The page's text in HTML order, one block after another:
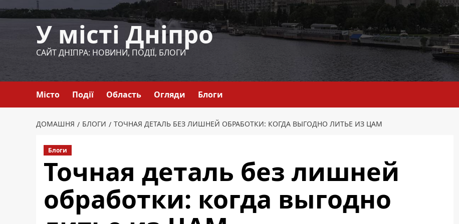
до
У місті Дніпро
САЙТ ДНІПРА: НОВИНИ, ПОДІЇ, БЛОГИ
Місто Події Область Огляди Блоги
ДОМАШНЯ БЛОГИ ТОЧНАЯ ДЕТАЛЬ БЕЗ ЛИШНЕЙ ОБРАБОТКИ: КОГДА ВЫГОДНО ЛИТЬЕ ИЗ ЦАМ
Блоги
Точная деталь без лишней
обработки: когда выгодно